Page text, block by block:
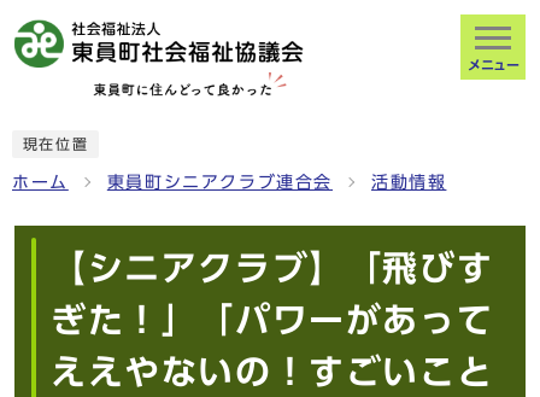
メニュー
現在位置
ホーム 東員町シニアクラブ連合会 活動情報
【シニアクラブ】「飛びす
ぎた！」「パワーがあって
ええやないの！すごいこと